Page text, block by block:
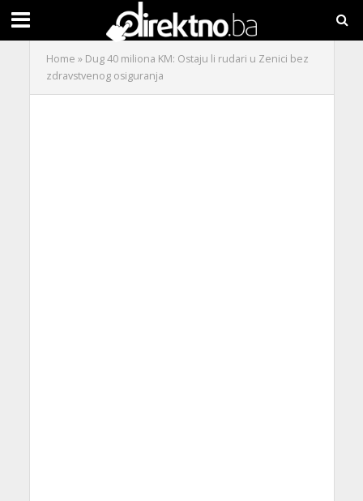
Home » Dug 40 miliona KM: Ostaju li rudari u Zenici bez
zdravstvenog osiguranja